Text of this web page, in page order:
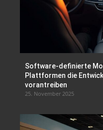
Software-definierte
Plattformen die
vorantreiben
25. November 2025